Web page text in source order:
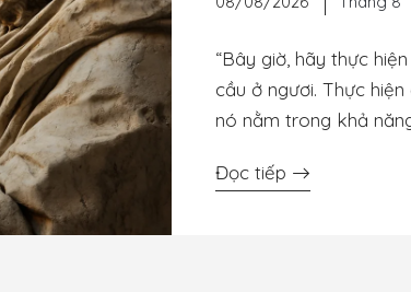
“Bây giờ, hãy thực
cầu ở ngươi. Thực
nó nằm trong khả
Đọc tiếp